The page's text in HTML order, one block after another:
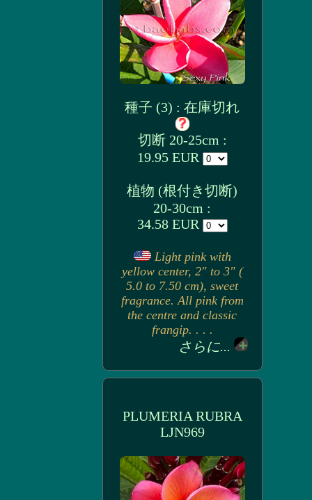
種子 (3) : 在庫切れ
切断 20-25cm :
19.95 EUR
植物 (根付き切断)
20-30cm :
34.58 EUR
Light pink with
yellow center, 2" to 3" (
5.0 to 7.50 cm), sweet
fragrance. All pink from
the centre and classic
frangip. . . .
さらに...
PLUMERIA RUBRA
LJN969